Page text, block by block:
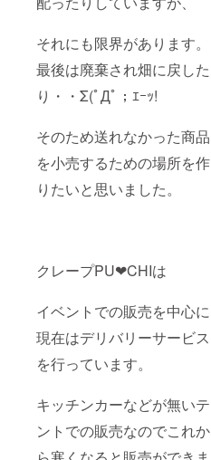
それにも限界があります。
最後は廃棄され畑に戻した
り・・Σ(ﾟДﾟ；ｴｰｯ!
そのため送れなかった商品
を小売するための場所を作
りたいと思いました。
クレープPU❤CHIは
イベントでの販売を中心に
現在はデリバリーサービス
を行っています。
キッチンカーなどが無いテ
ントでの販売なのでこれか